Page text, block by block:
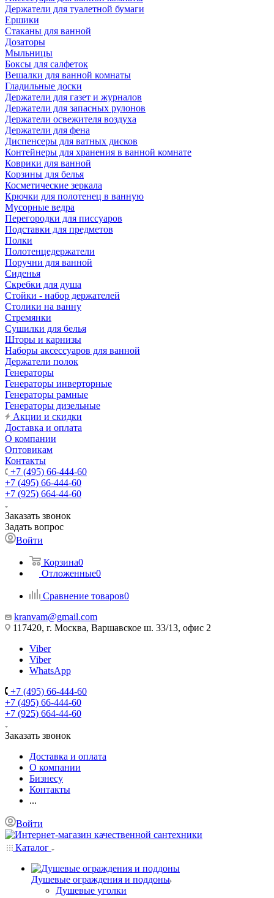
Держатели для туалетной бумаги
Ершики
Стаканы для ванной
Дозаторы
Мыльницы
Боксы для салфеток
Вешалки для ванной комнаты
Гладильные доски
Держатели для газет и журналов
Держатели для запасных рулонов
Держатели освежителя воздуха
Держатели для фена
Диспенсеры для ватных дисков
Контейнеры для хранения в ванной комнате
Коврики для ванной
Корзины для белья
Косметические зеркала
Крючки для полотенец в ванную
Мусорные ведра
Перегородки для писсуаров
Подставки для предметов
Полки
Полотенцедержатели
Поручни для ванной
Сиденья
Скребки для душа
Стойки - набор держателей
Столики на ванну
Стремянки
Сушилки для белья
Шторы и карнизы
Наборы аксессуаров для ванной
Держатели полок
Генераторы
Генераторы инверторные
Генераторы рамные
Генераторы дизельные
Акции и скидки
Доставка и оплата
О компании
Оптовикам
Контакты
+7 (495) 66-444-60
+7 (495) 66-444-60
+7 (925) 664-44-60
Заказать звонок
Задать вопрос
Войти
Корзина0
Отложенные0
Сравнение товаров0
kranvam@gmail.com
117420, г. Москва, Варшавское ш. 33/13, офис 2
Viber
Viber
WhatsApp
+7 (495) 66-444-60
+7 (495) 66-444-60
+7 (925) 664-44-60
Заказать звонок
Доставка и оплата
О компании
Бизнесу
Контакты
...
Войти
Каталог
Душевые ограждения и поддоны
Душевые уголки